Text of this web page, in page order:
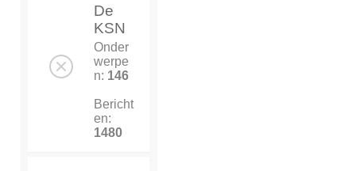
De
KSN
Onder
werpe
n: 146
Bericht
en:
1480